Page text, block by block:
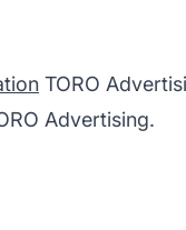
TORO
Advertising.